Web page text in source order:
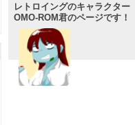
レトロイングのキャラクター
OMO-ROM君のページです！